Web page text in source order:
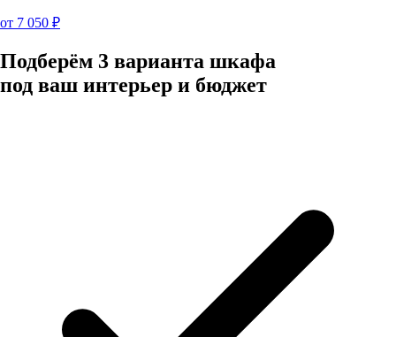
от 7 050 ₽
Подберём 3 варианта шкафа
под ваш интерьер и бюджет